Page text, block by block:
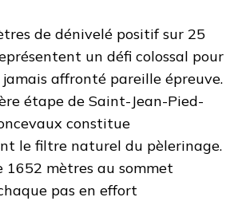
de dénivelé positif sur 25
un défi colossal pour
jamais affronté pareille épreuve.
étape de Saint-Jean-Pied-
constitue
le filtre naturel du pèlerinage.
1652 mètres au sommet
pas en effort